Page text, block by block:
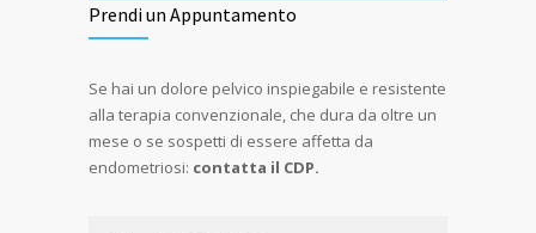
Prendi un Appuntamento
Se hai un dolore pelvico inspiegabile e resistente
alla terapia convenzionale, che dura da oltre un
mese o se sospetti di essere affetta da
endometriosi: contatta il CDP.